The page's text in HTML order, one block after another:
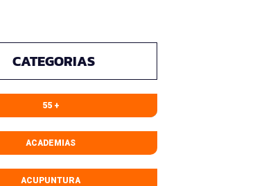
CATEGORIAS
55 +
ACADEMIAS
ACUPUNTURA